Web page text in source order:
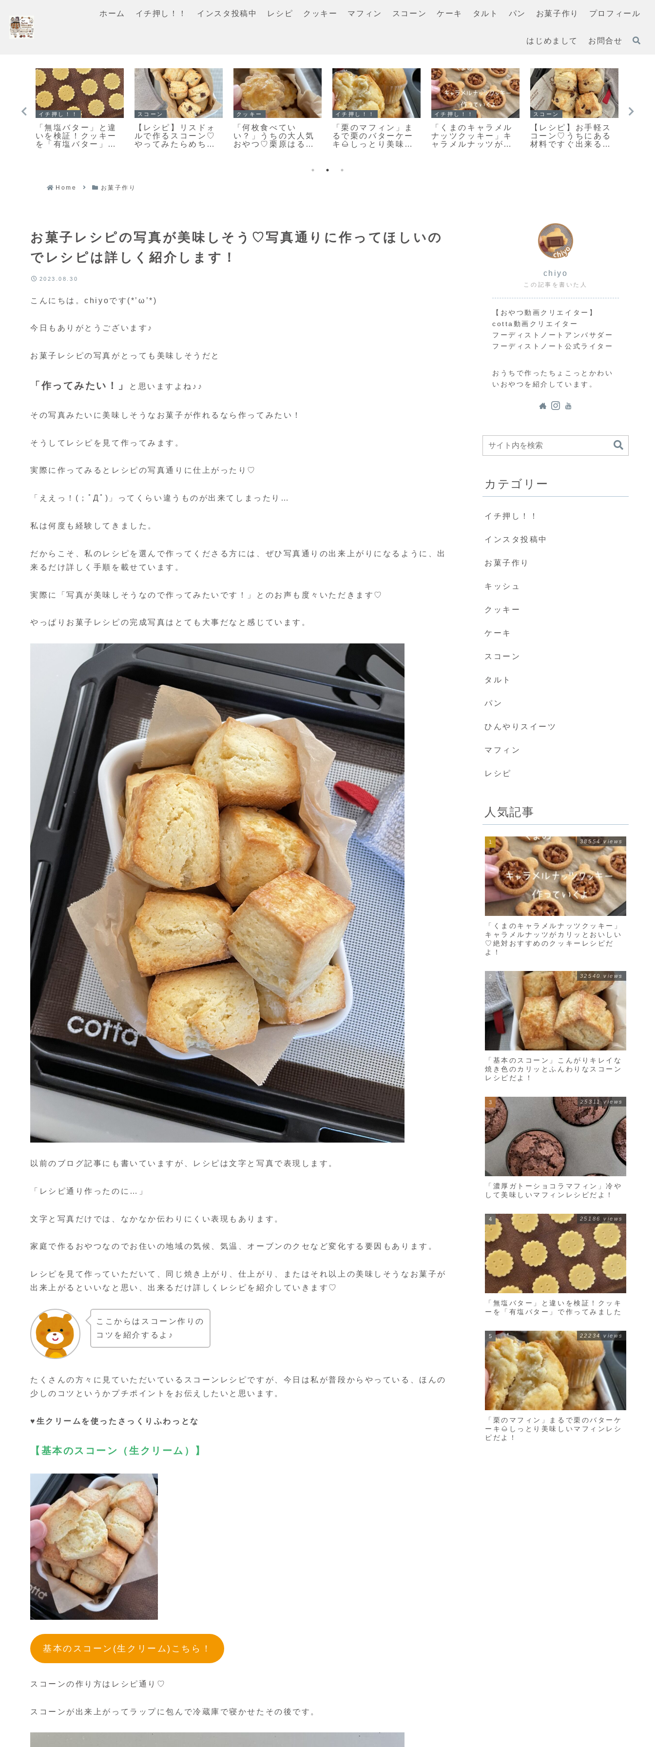
ホーム イチ押し！！ インスタ投稿中 レシピ クッキー マフィン スコーン ケーキ タルト パン お菓子作り プロフィール
はじめまして お問合せ
クッキー
また食べたくなる美
味しさ♡栗原はるみ
さんの塩クッキー作
マフィン
「濃厚ガトーショコ
ラマフィン」冷やし
て美味しいマフィン
スコーン
「スコーンの朝ごは
んだ♪」カリッとふん
わりとっても美味し
スコーン
手軽に作る♪とっても
美味しい♡見た目も
キレイなスコーン作
イチ押し！！
【レシピ】お手軽ス
コーン改良版♡さら
に美味しくなりまし
イチ押し！！
「基本の型抜きクッ
キー生地」簡単で扱
いやすいプレーンク
クッキ
Home お菓子作り
お菓子レシピの写真が美味しそう♡写真通りに作ってほしいの
でレシピは詳しく紹介します！
2023.08.30
こんにちは。chiyoです(*’ω’*)
今日もありがとうございます♪
お菓子レシピの写真がとっても美味しそうだと
「作ってみたい！」 と思いますよね♪♪
その写真みたいに美味しそうなお菓子が作れるなら作ってみたい！
そうしてレシピを見て作ってみます。
実際に作ってみるとレシピの写真通りに仕上がったり♡
「ええっ！(；ﾟДﾟ)」ってくらい違うものが出来てしまったり…
私は何度も経験してきました。
だからこそ、私のレシピを選んで作ってくださる方には、ぜひ写真通りの出来上がりになるように、出
来るだけ詳しく手順を載せています。
実際に「写真が美味しそうなので作ってみたいです！」とのお声も度々いただきます♡
やっぱりお菓子レシピの完成写真はとても大事だなと感じています。
以前のブログ記事にも書いていますが、レシピは文字と写真で表現します。
「レシピ通り作ったのに…」
文字と写真だけでは、なかなか伝わりにくい表現もあります。
家庭で作るおやつなのでお住いの地域の気候、気温、オーブンのクセなど変化する要因もあります。
レシピを見て作っていただいて、同じ焼き上がり、仕上がり、またはそれ以上の美味しそうなお菓子が
出来上がるといいなと思い、出来るだけ詳しくレシピを紹介していきます♡
ここからはスコーン作りの
コツを紹介するよ♪
たくさんの方々に見ていただいているスコーンレシピですが、今日は私が普段からやっている、ほんの
少しのコツというかプチポイントをお伝えしたいと思います。
♥生クリームを使ったさっくりふわっとな
【基本のスコーン（生クリーム）】
基本のスコーン(生クリーム)こちら！
スコーンの作り方はレシピ通り♡
スコーンが出来上がってラップに包んで冷蔵庫で寝かせたその後です。
chiyo
この記事を書いた人
【おやつ動画クリエイター】
cotta動画クリエイター
フーディストノートアンバサダー
フーディストノート公式ライター
おうちで作ったちょこっとかわい
いおやつを紹介しています。
カテゴリー
イチ押し！！
インスタ投稿中
お菓子作り
キッシュ
クッキー
ケーキ
スコーン
タルト
パン
ひんやりスイーツ
マフィン
レシピ
人気記事
「くまのキャラメルナッツクッキー」
キャラメルナッツがカリッとおいしい
♡絶対おすすめのクッキーレシピだ
よ！
38554 views
「基本のスコーン」こんがりキレイな
焼き色のカリッとふんわりなスコーン
レシピだよ！
32540 views
「濃厚ガトーショコラマフィン」冷や
して美味しいマフィンレシピだよ！
25311 views
「無塩バター」と違いを検証！クッキ
ーを「有塩バター」で作ってみました
25186 views
「栗のマフィン」まるで栗のバターケ
ーキ🌰しっとり美味しいマフィンレシ
ピだよ！
22234 views